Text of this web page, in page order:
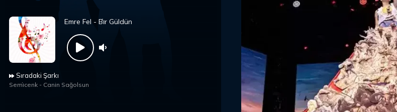
Emre Fel - Bi̇r Güldün
Sıradaki Şarkı
Semi̇cenk - Canin Sağolsun